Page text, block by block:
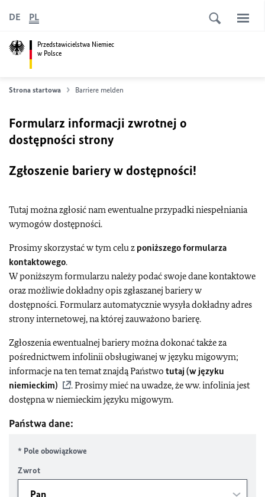
Przedstawicielstwa Niemiec
w Polsce
DE PL
Strona startowa Barriere melden
Formularz informacji zwrotnej o
dostępności strony
Zgłoszenie bariery w dostępności!
Tutaj można zgłosić nam ewentualne przypadki niespełniania
wymogów dostępności.
Prosimy skorzystać w tym celu z poniższego formularza
kontaktowego.
W poniższym formularzu należy podać swoje dane kontaktowe
oraz możliwie dokładny opis zgłaszanej bariery w
dostępności. Formularz automatycznie wysyła dokładny adres
strony internetowej, na której zauważono barierę.
Zgłoszenia ewentualnej bariery można dokonać także za
pośrednictwem infolinii obsługiwanej w języku migowym;
informacje na ten temat znajdą Państwo tutaj (w języku
niemieckim)
. Prosimy mieć na uwadze, że ww. infolinia jest
dostępna w niemieckim języku migowym.
Państwa dane:
* Pole obowiązkowe
Zwrot